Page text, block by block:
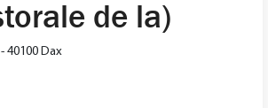
de la)
40100 Dax